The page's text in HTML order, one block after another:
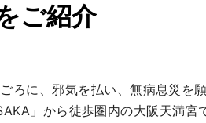
ご紹介
ろに、邪気を払い、無病息災を
」から徒歩圏内の大阪天満宮